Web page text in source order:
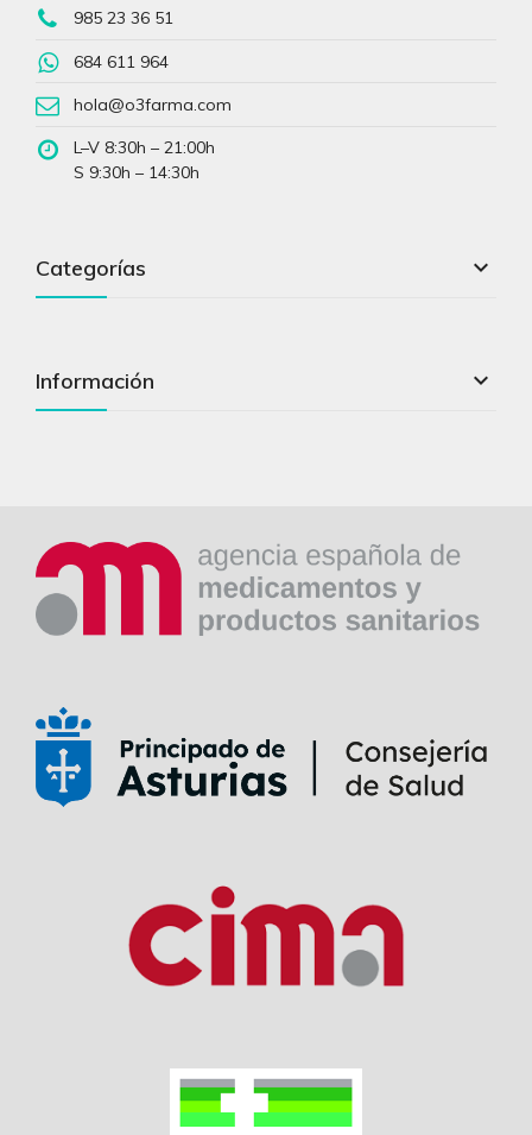
985 23 36 51
684 611 964
hola@o3farma.com
L–V 8:30h – 21:00h
S 9:30h – 14:30h
Categorías 
Información 